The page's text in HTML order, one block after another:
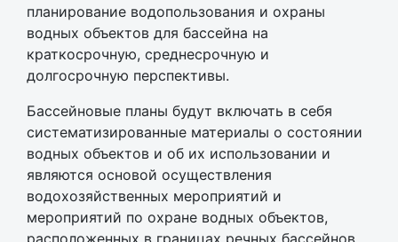
планирование водопользования и охраны
водных объектов для бассейна на
краткосрочную, среднесрочную и
долгосрочную перспективы.
Бассейновые планы будут включать в себя
систематизированные материалы о состоянии
водных объектов и об их использовании и
являются основой осуществления
водохозяйственных мероприятий и
мероприятий по охране водных объектов,
расположенных в границах речных бассейнов.